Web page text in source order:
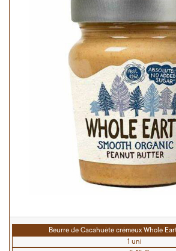
Beurre de Cacahuète crémeux Whole
1 uni